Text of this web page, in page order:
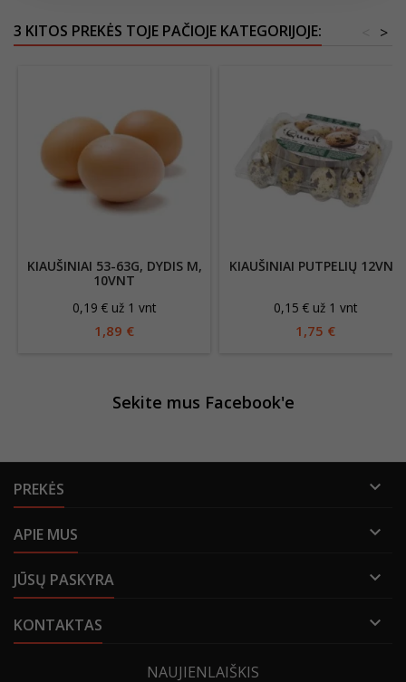
3 KITOS PREKĖS TOJE PAČIOJE KATEGORIJOJE: >
KIAUŠINIAI 53-63G, DYDIS M,
10VNT
0,19 € už 1 vnt
1,89 €
KIAUŠINIAI PUTPELIŲ 12VNT
0,15 € už 1 vnt
1,75 €
Sekite mus Facebook'e
PREKĖS 
APIE MUS 
JŪSŲ PASKYRA 
KONTAKTAS 
NAUJIENLAIŠKIS